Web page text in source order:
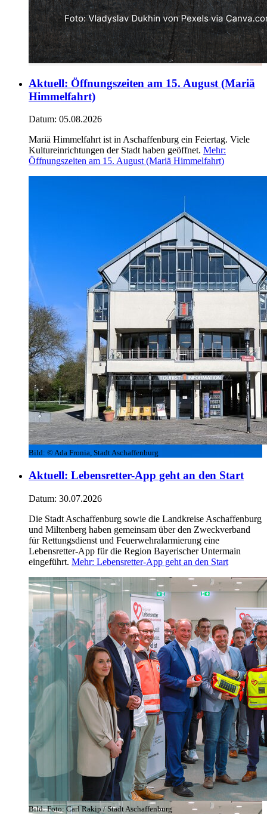
Aktuell: Öffnungszeiten am 15. August (Mariä
Himmelfahrt)
Datum: 05.08.2026
Mariä Himmelfahrt ist in Aschaffenburg ein Feiertag. Viele
Kultureinrichtungen der Stadt haben geöffnet. Mehr:
Öffnungszeiten am 15. August (Mariä Himmelfahrt)
Bild: © Ada Fronia, Stadt Aschaffenburg
Aktuell: Lebensretter-App geht an den Start
Datum: 30.07.2026
Die Stadt Aschaffenburg sowie die Landkreise Aschaffenburg
und Miltenberg haben gemeinsam über den Zweckverband
für Rettungsdienst und Feuerwehralarmierung eine
Lebensretter-App für die Region Bayerischer Untermain
eingeführt. Mehr: Lebensretter-App geht an den Start
Bild:Foto: Carl Rakip / Stadt Aschaffenburg